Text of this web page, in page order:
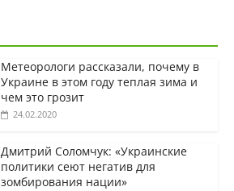
Метеорологи рассказали, почему в
Украине в этом году теплая зима и
чем это грозит
24.02.2020
Дмитрий Соломчук: «Украинские
политики сеют негатив для
зомбирования нации»